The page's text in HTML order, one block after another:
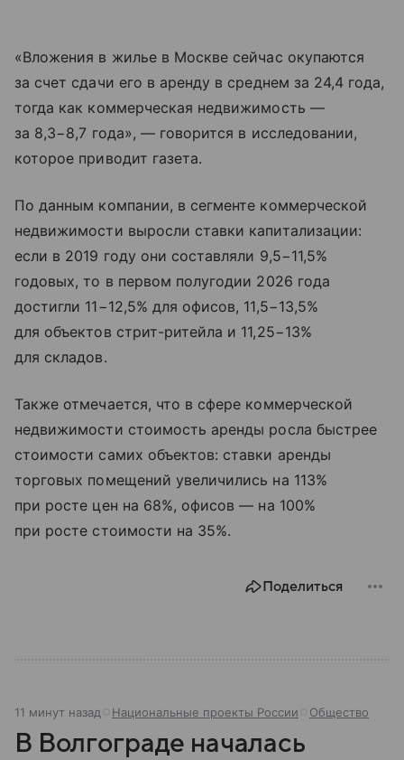
«Вложения в жилье в Москве сейчас окупаются
за счет сдачи его в аренду в среднем за 24,4 года,
тогда как коммерческая недвижимость —
за 8,3−8,7 года», — говорится в исследовании,
которое приводит газета.
По данным компании, в сегменте коммерческой
недвижимости выросли ставки капитализации:
если в 2019 году они составляли 9,5−11,5%
годовых, то в первом полугодии 2026 года
достигли 11−12,5% для офисов, 11,5−13,5%
для объектов стрит-ритейла и 11,25−13%
для складов.
Также отмечается, что в сфере коммерческой
недвижимости стоимость аренды росла быстрее
стоимости самих объектов: ставки аренды
торговых помещений увеличились на 113%
при росте цен на 68%, офисов — на 100%
при росте стоимости на 35%.
Поделиться
11 минут назад Национальные проекты России Общество
В Волгограде началась